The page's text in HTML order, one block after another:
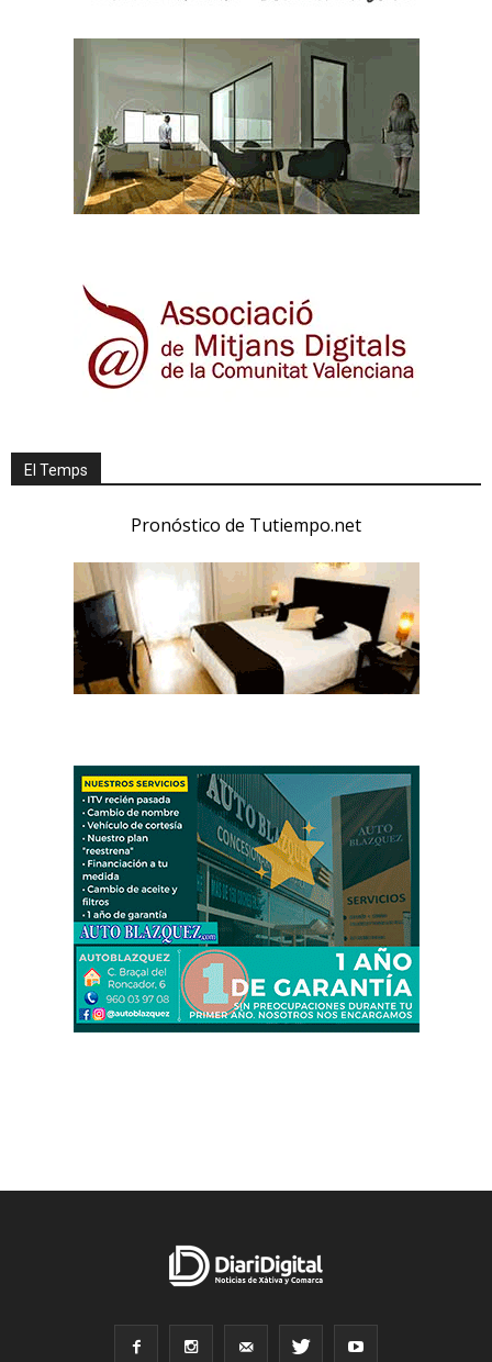
El Temps
Pronóstico de Tutiempo.net